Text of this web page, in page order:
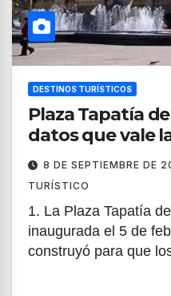
DESTINOS TURÍSTICOS
Plaza Tapatía
datos que vale
8 DE SEPTIEMBRE DE
TURÍSTICO
1. La Plaza Tapatía
inaugurada el 5 de
construyó para que